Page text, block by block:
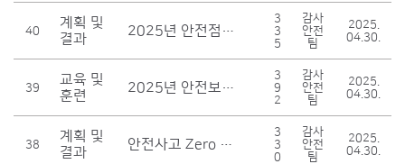
40
계획 및
결과
2025년 안전점검 운영 계획
3
3
5
감사
안전
팀
2025.
04.30.
39
교육 및
훈련
2025년 안전보건교육 계획
3
9
2
감사
안전
팀
2025.
04.30.
38
계획 및
결과
안전사고 Zero 달성을 위한 안전사고 예방 계획
3
3
0
감사
안전
팀
2025.
04.30.